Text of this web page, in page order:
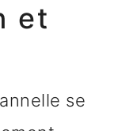
et
se